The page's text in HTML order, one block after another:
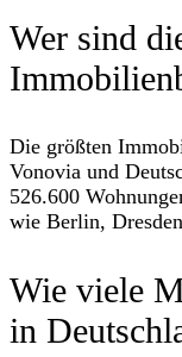
Wer sind
Die größten
Vonovia und
526.600
wie Berlin,
Wie viele
in